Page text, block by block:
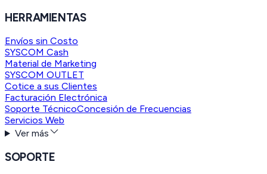
HERRAMIENTAS
Envíos sin Costo
SYSCOM Cash
Material de Marketing
SYSCOM OUTLET
Cotice a sus Clientes
Facturación Electrónica
Soporte TécnicoConcesión de Frecuencias
Servicios Web
Ver más
SOPORTE